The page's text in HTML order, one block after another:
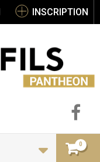
INSCRIPTION
0